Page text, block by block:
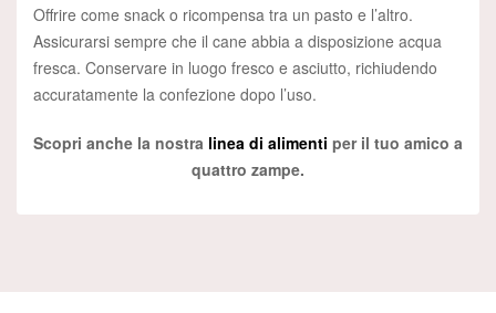
Offrire come snack o ricompensa tra un pasto e l’altro.
Assicurarsi sempre che il cane abbia a disposizione acqua
fresca. Conservare in luogo fresco e asciutto, richiudendo
accuratamente la confezione dopo l’uso.
Scopri anche la nostra linea di alimenti per il tuo amico a
quattro zampe.